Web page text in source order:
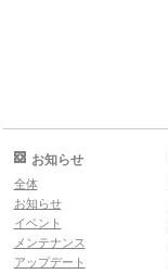
お知らせ
全体
お知らせ
イベント
メンテナンス
アップデート